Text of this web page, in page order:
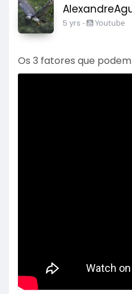
5 yrs - Youtube
Os 3 fatores que